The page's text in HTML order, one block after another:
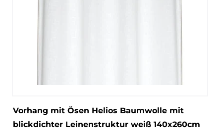
Vorhang mit Ösen Helios Baumwolle mit
blickdichter Leinenstruktur weiß 140x260cm